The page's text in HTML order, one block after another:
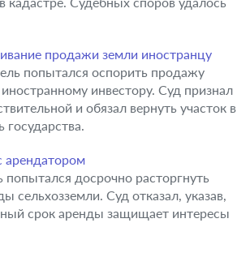
продажи земли иностранцу
попытался оспорить продажу
инвестору. Суд признал
и обязал вернуть участок в
государства.
арендатором
попытался досрочно расторгнуть
сельхозземли. Суд отказал, указав,
срок аренды защищает интересы